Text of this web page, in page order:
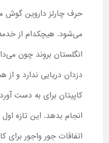
حرف چارلز داروین گوش
می‌شود. هیچکدام از
انگلستان بروند چون
دزدان دریایی ندارد و
کاپیتان برای به دست
انجام بدهد. این تازه
اتفاقات جور واجور برای